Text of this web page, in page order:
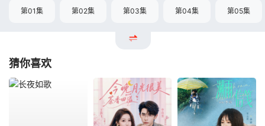
第01集 第02集 第03集 第04集 第05集
猜你喜欢